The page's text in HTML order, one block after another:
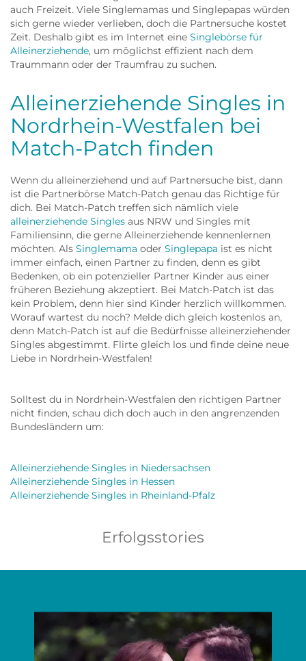
auch Freizeit. Viele Singlemamas und Singlepapas würden
sich gerne wieder verlieben, doch die Partnersuche kostet
Zeit. Deshalb gibt es im Internet eine Singlebörse für
Alleinerziehende, um möglichst effizient nach dem
Traummann oder der Traumfrau zu suchen.
Alleinerziehende Singles in
Nordrhein-Westfalen bei
Match-Patch finden
Wenn du alleinerziehend und auf Partnersuche bist, dann
ist die Partnerbörse Match-Patch genau das Richtige für
dich. Bei Match-Patch treffen sich nämlich viele
alleinerziehende Singles aus NRW und Singles mit
Familiensinn, die gerne Alleinerziehende kennenlernen
möchten. Als Singlemama oder Singlepapa ist es nicht
immer einfach, einen Partner zu finden, denn es gibt
Bedenken, ob ein potenzieller Partner Kinder aus einer
früheren Beziehung akzeptiert. Bei Match-Patch ist das
kein Problem, denn hier sind Kinder herzlich willkommen.
Worauf wartest du noch? Melde dich gleich kostenlos an,
denn Match-Patch ist auf die Bedürfnisse alleinerziehender
Singles abgestimmt. Flirte gleich los und finde deine neue
Liebe in Nordrhein-Westfalen!
Solltest du in Nordrhein-Westfalen den richtigen Partner
nicht finden, schau dich doch auch in den angrenzenden
Bundesländern um:
Alleinerziehende Singles in Niedersachsen
Alleinerziehende Singles in Hessen
Alleinerziehende Singles in Rheinland-Pfalz
Erfolgsstories